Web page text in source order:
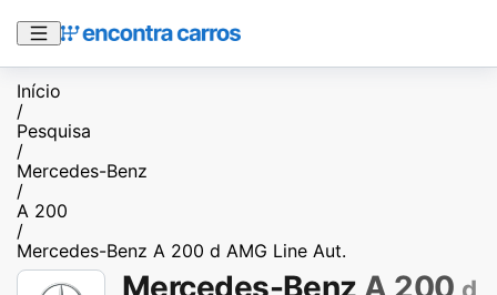
Início
/
Pesquisa
/
Mercedes-Benz
/
A 200
/
Mercedes-Benz A 200 d AMG Line Aut.
Mercedes-Benz A 200 d